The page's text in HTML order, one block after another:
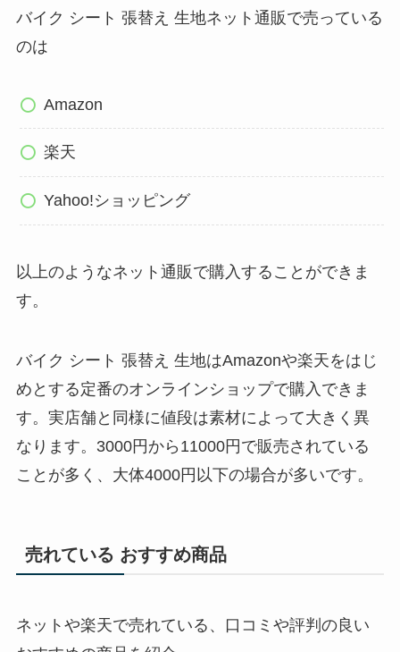
バイク シート 張替え 生地ネット通販で売っている
のは
Amazon
楽天
Yahoo!ショッピング
以上のようなネット通販で購入することができま
す。
バイク シート 張替え 生地はAmazonや楽天をはじ
めとする定番のオンラインショップで購入できま
す。実店舗と同様に値段は素材によって大きく異
なります。3000円から11000円で販売されている
ことが多く、大体4000円以下の場合が多いです。
売れている おすすめ商品
ネットや楽天で売れている、口コミや評判の良い